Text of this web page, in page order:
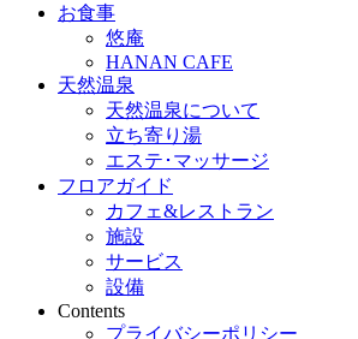
お食事
悠庵
HANAN CAFE
天然温泉
天然温泉について
立ち寄り湯
エステ･マッサージ
フロアガイド
カフェ&レストラン
施設
サービス
設備
Contents
プライバシーポリシー